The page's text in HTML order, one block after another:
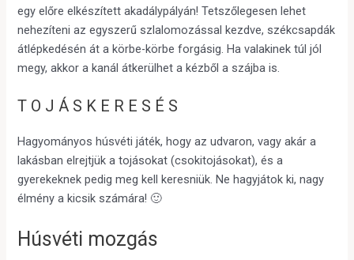
egy előre elkészített akadálypályán! Tetszőlegesen lehet
nehezíteni az egyszerű szlalomozással kezdve, székcsapdák
átlépkedésén át a körbe-körbe forgásig. Ha valakinek túl jól
megy, akkor a kanál átkerülhet a kézből a szájba is.
TOJÁSKERESÉS
Hagyományos húsvéti játék, hogy az udvaron, vagy akár a
lakásban elrejtjük a tojásokat (csokitojásokat), és a
gyerekeknek pedig meg kell keresniük. Ne hagyjátok ki, nagy
élmény a kicsik számára! 🙂
Húsvéti mozgás